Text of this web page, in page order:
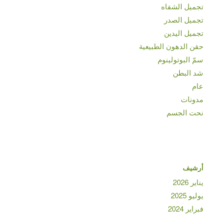
تجميل الشفاه
تجميل الصدر
تجميل اليدين
حقن الدهون الطبيعية
سمّ البوتولينوم
شد البطن
عام
مدونات
نحت الجسم
أرشيف
يناير 2026
يوليو 2025
فبراير 2024